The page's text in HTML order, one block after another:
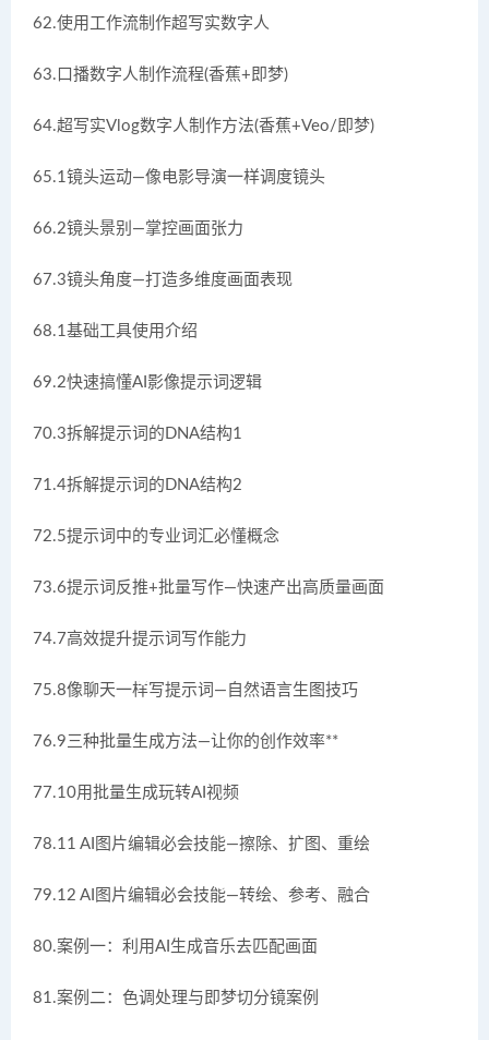
62.使用工作流制作超写实数字人
63.口播数字人制作流程(香蕉+即梦)
64.超写实Vlog数字人制作方法(香蕉+Veo/即梦)
65.1镜头运动—像电影导演一样调度镜头
66.2镜头景别—掌控画面张力
67.3镜头角度—打造多维度画面表现
68.1基础工具使用介绍
69.2快速搞懂AI影像提示词逻辑
70.3拆解提示词的DNA结构1
71.4拆解提示词的DNA结构2
72.5提示词中的专业词汇必懂概念
73.6提示词反推+批量写作—快速产出高质量画面
74.7高效提升提示词写作能力
75.8像聊天一样写提示词—自然语言生图技巧
76.9三种批量生成方法—让你的创作效率**
77.10用批量生成玩转AI视频
78.11 AI图片编辑必会技能—擦除、扩图、重绘
79.12 AI图片编辑必会技能—转绘、参考、融合
80.案例一：利用AI生成音乐去匹配画面
81.案例二：色调处理与即梦切分镜案例